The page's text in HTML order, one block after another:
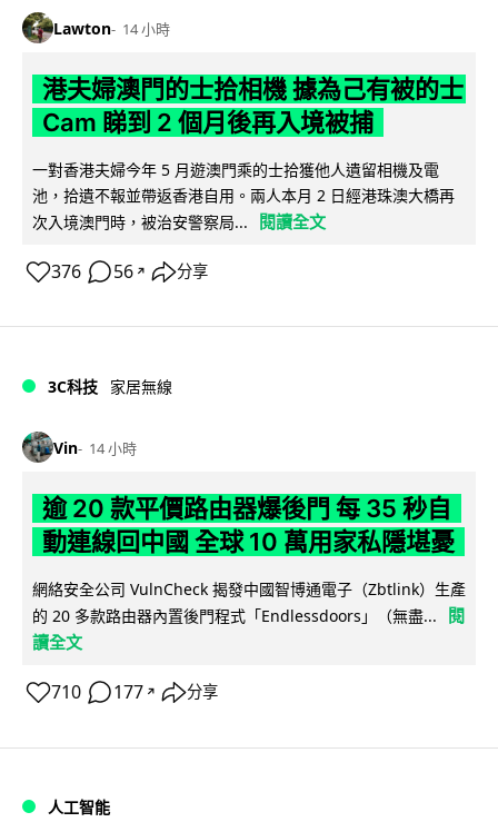
Lawton 14 小時
港夫婦澳門的士拾相機 據為己有被的士
Cam 睇到 2 個月後再入境被捕
一對香港夫婦今年 5 月遊澳門乘的士拾獲他人遺留相機及電
池，拾遺不報並帶返香港自用。兩人本月 2 日經港珠澳大橋再
次入境澳門時，被治安警察局...
閱讀全文
376 56 ↗ 分享
3C科技 家居無線
Vin 14 小時
逾 20 款平價路由器爆後門 每 35 秒自
動連線回中國 全球 10 萬用家私隱堪憂
網絡安全公司 VulnCheck 揭發中國智博通電子（Zbtlink）生產
的 20 多款路由器內置後門程式「Endlessdoors」（無盡...
閱
讀全文
710 177 ↗ 分享
人工智能